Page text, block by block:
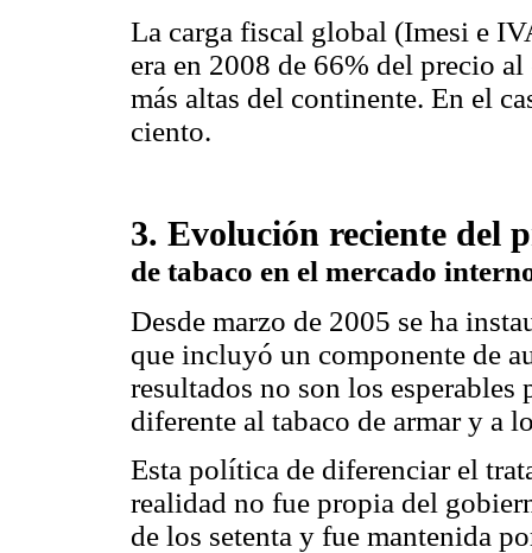
La carga fiscal global (Imesi e
era en 2008 de 66% del precio
más altas del continente. En el
ciento.
3. Evolución reciente del
de tabaco en el mercado
Desde marzo de 2005 se ha
que incluyó un componente de
resultados no son los
diferente al tabaco de armar y a
Esta política de diferenciar el
realidad no fue propia del
de los setenta y fue mantenida